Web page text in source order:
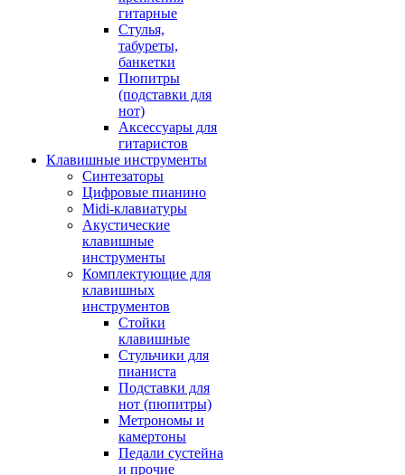
гитарные
Стулья,
табуреты,
банкетки
Пюпитры
(подставки для
нот)
Аксессуары для
гитаристов
Клавишные инструменты
Синтезаторы
Цифровые пианино
Midi-клавиатуры
Акустические
клавишные
инструменты
Комплектующие для
клавишных
инструментов
Стойки
клавишные
Стульчики для
пианиста
Подставки для
нот (пюпитры)
Метрономы и
камертоны
Педали сустейна
и прочие